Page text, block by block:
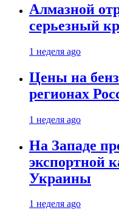
Алмазной
серьезный
1 неделя ago
Цены на
регионах
1 неделя ago
На Западе
экспортной
Украины
1 неделя ago